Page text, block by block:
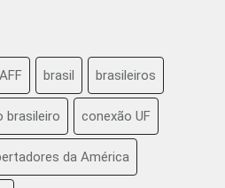
brasil brasileiros
brasileiro conexão UF
da América